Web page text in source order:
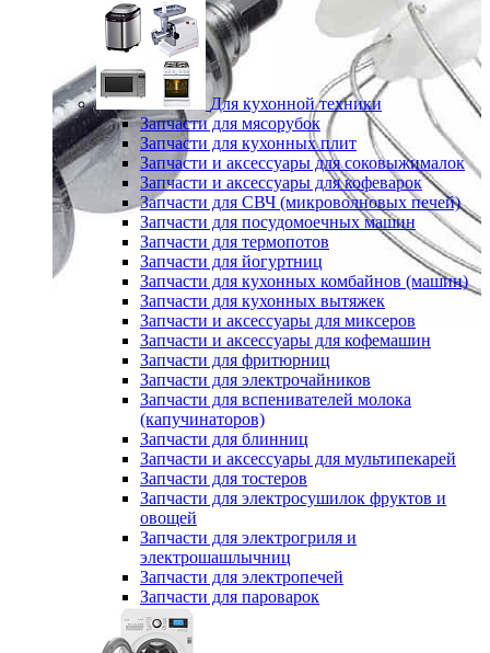
Для кухонной техники
Запчасти для мясорубок
Запчасти для кухонных плит
Запчасти и аксессуары для соковыжималок
Запчасти и аксессуары для кофеварок
Запчасти для СВЧ (микроволновых печей)
Запчасти для посудомоечных машин
Запчасти для термопотов
Запчасти для йогуртниц
Запчасти для кухонных комбайнов (машин)
Запчасти для кухонных вытяжек
Запчасти и аксессуары для миксеров
Запчасти и аксессуары для кофемашин
Запчасти для фритюрниц
Запчасти для электрочайников
Запчасти для вспенивателей молока
(капучинаторов)
Запчасти для блинниц
Запчасти и аксессуары для мультипекарей
Запчасти для тостеров
Запчасти для электросушилок фруктов и
овощей
Запчасти для электрогриля и
электрошашлычниц
Запчасти для электропечей
Запчасти для пароварок